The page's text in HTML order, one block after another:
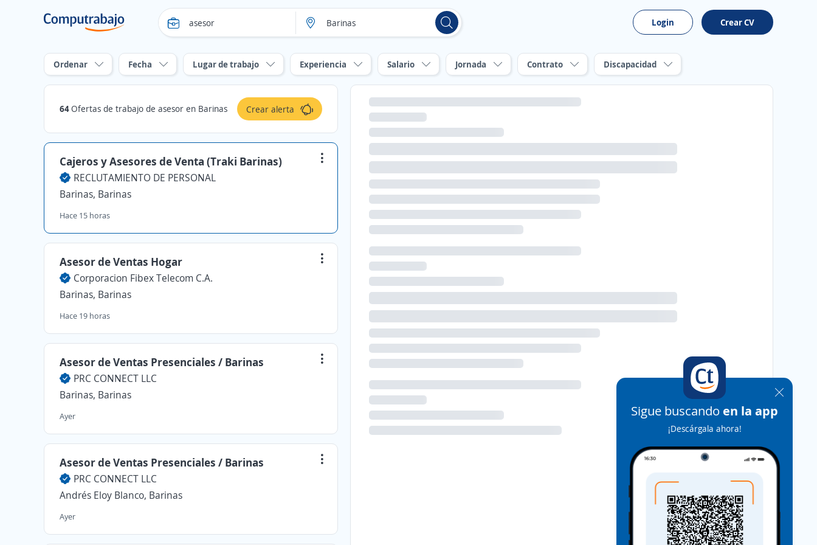
Login Crear CV
Ordenar Fecha Lugar de trabajo Experiencia Salario Jornada Contrato Discapacidad
64Ofertas de trabajo de asesor en Barinas Crear alerta
Cajeros y Asesores de Venta (Traki Barinas)
RECLUTAMIENTO DE PERSONAL
Barinas, Barinas
Hace 15 horas
Asesor de Ventas Hogar
Corporacion Fibex Telecom C.A.
Barinas, Barinas
Hace 19 horas
Asesor de Ventas Presenciales / Barinas
PRC CONNECT LLC
Barinas, Barinas
Ayer
Asesor de Ventas Presenciales / Barinas
PRC CONNECT LLC
Andrés Eloy Blanco, Barinas
Ayer
Sigue buscando en la app
¡Descárgala ahora!